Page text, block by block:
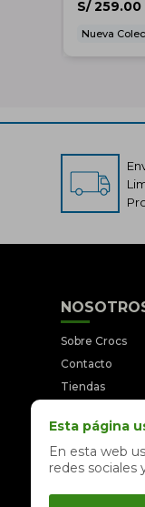
Esta página
En esta web
redes sociales
S/ 259.00
Nueva
Sobre Crocs
Contacto
Tiendas
Libro de